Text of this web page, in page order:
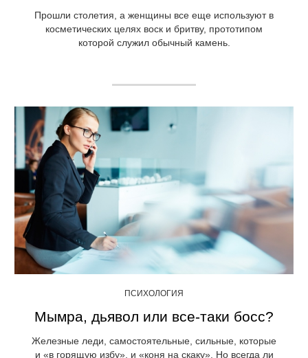
Прошли столетия, а женщины все еще используют в
косметических целях воск и бритву, прототипом
которой служил обычный камень.
ПСИХОЛОГИЯ
Мымра, дьявол или все-таки босс?
Железные леди, самостоятельные, сильные, которые
и «в горящую избу», и «коня на скаку». Но всегда ли